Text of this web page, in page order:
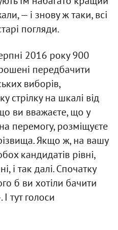
— і знову ж таки, всі
погляди.
2016 року 900
передбачити
виборів,
стрілку на шкалі від
ви вважаєте, що у
перемогу, розміщуєте
Якщо ж, на вашу
кандидатів рівні,
і так далі. Спочатку
б ви хотіли бачити
тут голоси